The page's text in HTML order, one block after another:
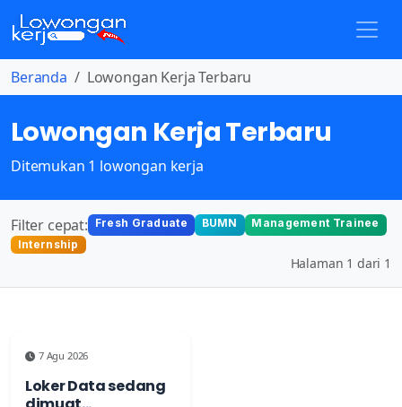
Beranda Lowongan Kerja Terbaru
Lowongan Kerja Terbaru
Ditemukan 1 lowongan kerja
Filter cepat: Fresh Graduate BUMN
Management Trainee
Internship
Halaman 1 dari 1
7 Agu 2026
Loker Data sedang